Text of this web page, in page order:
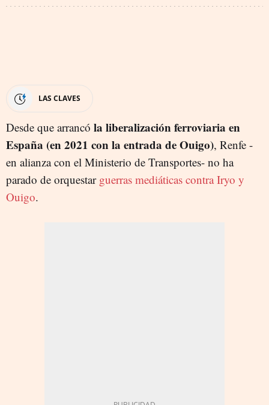
LAS CLAVES
Desde que arrancó la liberalización ferroviaria en
España (en 2021 con la entrada de Ouigo), Renfe -
en alianza con el Ministerio de Transportes- no ha
parado de orquestar guerras mediáticas contra Iryo y
Ouigo.